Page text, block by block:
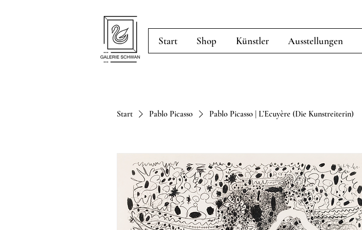
Start Shop Künstler Ausstellungen
Start Pablo Picasso Pablo Picasso | L’Ecuyère (Die Kunstreiterin)